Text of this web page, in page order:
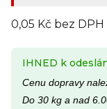
0,05 Kč bez DPH
IHNED k
Cenu dopravy
Do 30 kg a nad